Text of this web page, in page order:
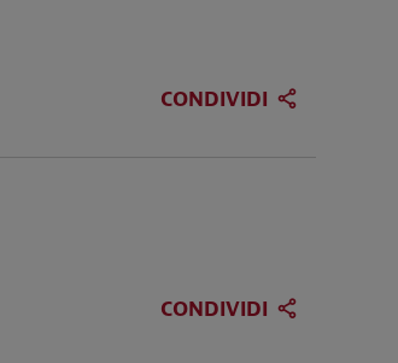
CONDIVIDI
CONDIVIDI